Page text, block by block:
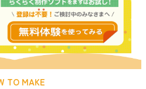
TO MAKE